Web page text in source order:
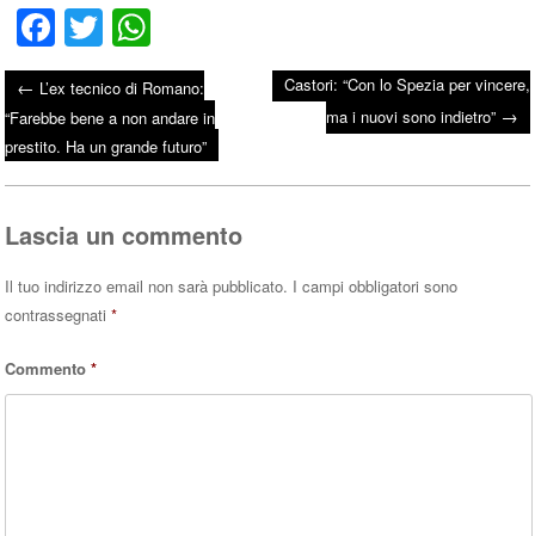
Fa
ce
bo
ok
T
wi
tte
r
ha
ts
A
pp
Post navigation
← L’ex tecnico di Romano:
“Farebbe bene a non andare in
prestito. Ha un grande futuro”
Castori: “Con lo Spezia per vincere,
ma i nuovi sono indietro” →
Lascia un commento
Il tuo indirizzo email non sarà pubblicato. I campi obbligatori sono
contrassegnati*
Commento*